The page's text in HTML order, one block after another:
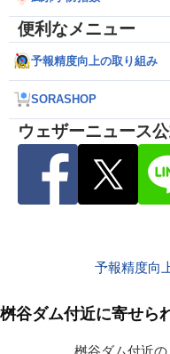
便利なメニュー
予報精度向上の取り組み
SORASHOP
ウェザーニュース
予報精度向
桝谷ダム付近に寄せら
桝谷ダム付近の